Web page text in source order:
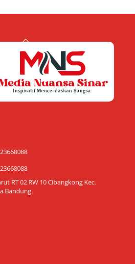
Back
Top
RT 02 RW 10 Cibangkong Kec.
Bandung.